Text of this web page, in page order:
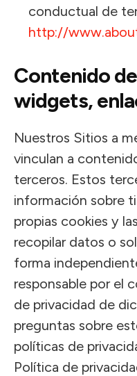
conductual de
http://
Contenido
widgets,
Nuestros Sitios a
vinculan a
terceros. Estos
información sobre
propias cookies y
recopilar datos o
forma
responsable por el
de privacidad de
preguntas sobre
políticas de
Política de